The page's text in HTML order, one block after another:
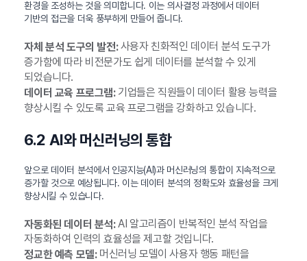
환경을 조성하는 것을 의미합니다. 이는 의사결정 과정에서 데이터
기반의 접근을 더욱 풍부하게 만들어 줍니다.
자체 분석 도구의 발전:사용자 친화적인 데이터 분석 도구가
증가함에 따라 비전문가도 쉽게 데이터를 분석할 수 있게
되었습니다.
데이터 교육 프로그램:기업들은 직원들이 데이터 활용 능력을
향상시킬 수 있도록 교육 프로그램을 강화하고 있습니다.
6.2 AI와 머신러닝의 통합
앞으로 데이터 분석에서 인공지능(AI)과 머신러닝의 통합이 지속적으로
증가할 것으로 예상됩니다. 이는 데이터 분석의 정확도와 효율성을 크게
향상시킬 수 있습니다.
자동화된 데이터 분석:AI 알고리즘이 반복적인 분석 작업을
자동화하여 인력의 효율성을 제고할 것입니다.
정교한 예측 모델:머신러닝 모델이 사용자 행동 패턴을